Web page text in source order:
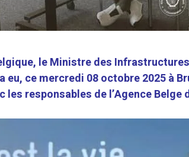
le Ministre des
eu, ce mercredi 08 octobre 2025 à
les responsables de l’Agence Belge